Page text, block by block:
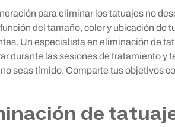
para eliminar los tatuajes no
del tamaño, color y ubicación de
Un especialista en eliminación de
durante las sesiones de tratamiento y
seas tímido. Comparte tus objetivos
de